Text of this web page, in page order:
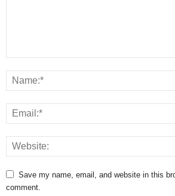
Save my name, email, and website in this
comment.